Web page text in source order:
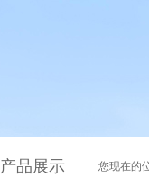
产品展示 您现在的